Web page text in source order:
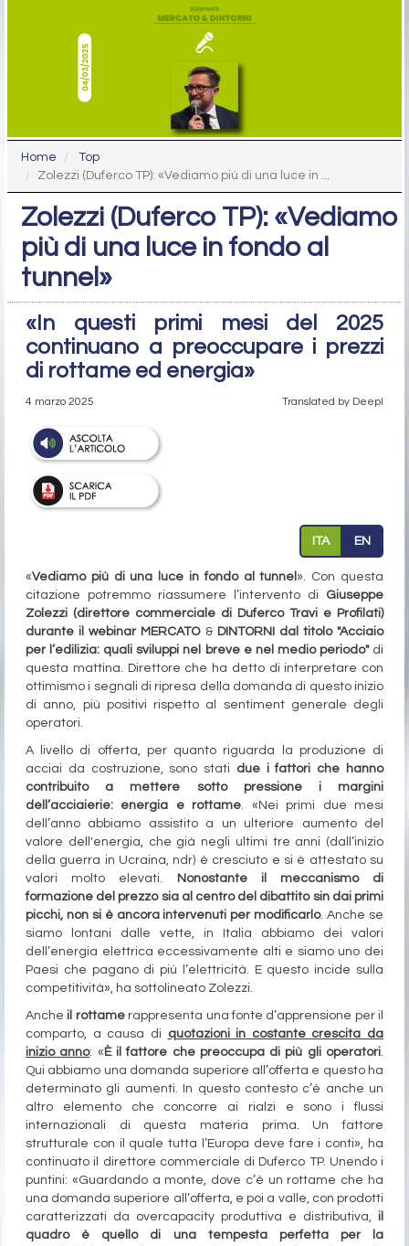
Home
Top
Zolezzi (Duferco TP): «Vediamo più di una luce in ...
Zolezzi (Duferco TP): «Vediamo
più di una luce in fondo al
tunnel»
«In questi primi mesi del 2025
continuano a preoccupare i prezzi
di rottame ed energia»
4 marzo 2025 Translated by Deepl
ITA EN
«Vediamo più di una luce in fondo al tunnel ». Con questa
citazione potremmo riassumere l’intervento di Giuseppe
Zolezzi (direttore commerciale di Duferco Travi e Profilati)
durante il webinar MERCATO &DINTORNI dal titolo "Acciaio
per l’edilizia: quali sviluppi nel breve e nel medio periodo"di
questa mattina. Direttore che ha detto di interpretare con
ottimismo i segnali di ripresa della domanda di questo inizio
di anno, più positivi rispetto al sentiment generale degli
operatori.
A livello di offerta, per quanto riguarda la produzione di
acciai da costruzione, sono stati due i fattori che hanno
contribuito a mettere sotto pressione i margini
dell’acciaierie: energia e rottame. «Nei primi due mesi
dell’anno abbiamo assistito a un ulteriore aumento del
valore dell'energia, che già negli ultimi tre anni (dall’inizio
della guerra in Ucraina, ndr) è cresciuto e si è attestato su
valori molto elevati.
Nonostante il meccanismo di
formazione del prezzo sia al centro del dibattito sin dai primi
picchi, non si è ancora intervenuti per modificarlo. Anche se
siamo lontani dalle vette, in Italia abbiamo dei valori
dell’energia elettrica eccessivamente alti e siamo uno dei
Paesi che pagano di più l’elettricità. E questo incide sulla
competitività», ha sottolineato Zolezzi.
Anche il rottamerappresenta una fonte d’apprensione per il
comparto, a causa di
quotazioni in costante crescita da
inizio anno: « È il fattore che preoccupa di più gli operatori.
Qui abbiamo una domanda superiore all’offerta e questo ha
determinato gli aumenti. In questo contesto c’è anche un
altro elemento che concorre ai rialzi e sono i flussi
internazionali di questa materia prima. Un fattore
strutturale con il quale tutta l’Europa deve fare i conti», ha
continuato il direttore commerciale di Duferco TP. Unendo i
puntini: «Guardando a monte, dove c’è un rottame che ha
una domanda superiore all’offerta, e poi a valle, con prodotti
caratterizzati da overcapacity produttiva e distributiva, il
quadro è quello di una tempesta perfetta per la